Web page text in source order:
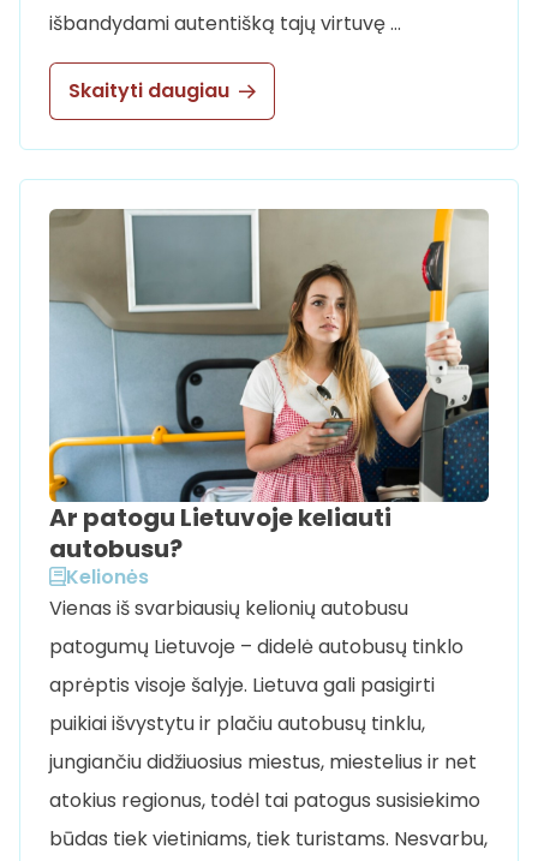
išbandydami autentišką tajų virtuvę …
Skaityti daugiau
Ar patogu Lietuvoje keliauti
autobusu?
Kelionės
Vienas iš svarbiausių kelionių autobusu
patogumų Lietuvoje – didelė autobusų tinklo
aprėptis visoje šalyje. Lietuva gali pasigirti
puikiai išvystytu ir plačiu autobusų tinklu,
jungiančiu didžiuosius miestus, miestelius ir net
atokius regionus, todėl tai patogus susisiekimo
būdas tiek vietiniams, tiek turistams. Nesvarbu,